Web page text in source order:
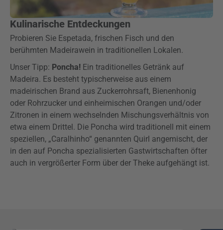
Kulinarische Entdeckungen
Probieren Sie Espetada, frischen Fisch und den
berühmten Madeirawein in traditionellen Lokalen.
Unser Tipp: Poncha! Ein traditionelles Getränk auf
Madeira. Es besteht typischerweise aus einem
madeirischen Brand aus Zuckerrohrsaft, Bienenhonig
oder Rohrzucker und einheimischen Orangen und/oder
Zitronen in einem wechselnden Mischungsverhältnis von
etwa einem Drittel. Die Poncha wird traditionell mit einem
speziellen, „Caralhinho“ genannten Quirl angemischt, der
in den auf Poncha spezialisierten Gastwirtschaften öfter
auch in vergrößerter Form über der Theke aufgehängt ist.